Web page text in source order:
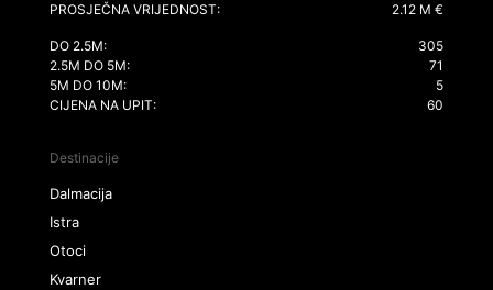
PROSJEČNA VRIJEDNOST:
2.12 M €
DO 2.5M:
305
2.5M DO 5M:
71
5M DO 10M:
5
CIJENA NA UPIT:
60
Destinacije
Dalmacija
Istra
Otoci
Kvarner